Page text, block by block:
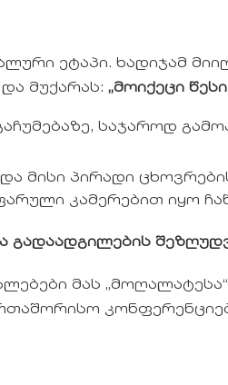
ეტაპი. ხადიჯამ
მუქარას: „მოიქეცი
საჯაროდ
მისი პირადი
კამერებით იყო
გადაადგილების
მას